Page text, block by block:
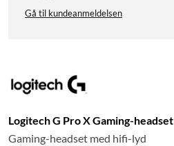
Gå til kundeanmeldelsen
Logitech G Pro X Gaming-headset
Gaming-headset med hifi-lyd